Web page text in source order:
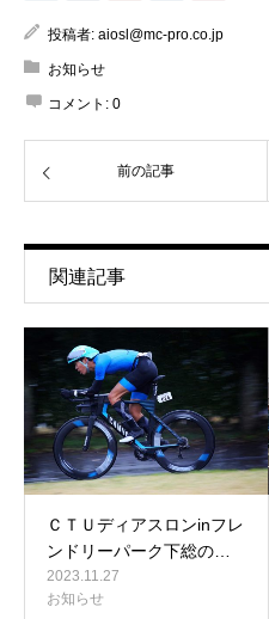
投稿者: aiosl@mc-pro.co.jp
お知らせ
コメント: 0
前の記事
関連記事
ＣＴＵディアスロンinフレ
ンドリーパーク下総の…
2023.11.27
お知らせ